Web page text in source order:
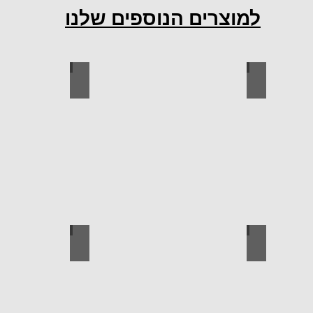
למוצרים הנוספים שלנו